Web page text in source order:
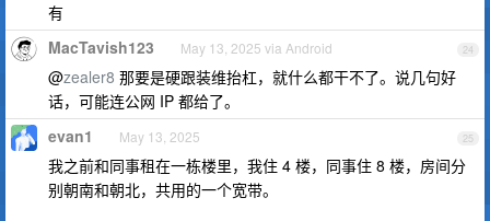
有
24
MacTavish123 May 13, 2025 via Android
@zealer8 那要是硬跟装维抬杠，就什么都干不了。说几句好
话，可能连公网 IP 都给了。
25
evan1 May 13, 2025
我之前和同事租在一栋楼里，我住 4 楼，同事住 8 楼，房间分
别朝南和朝北，共用的一个宽带。